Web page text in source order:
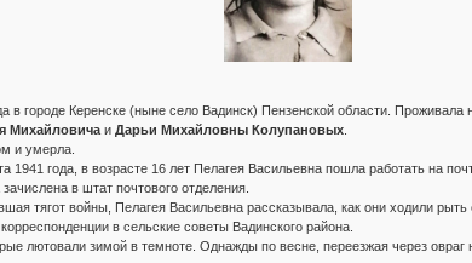
в городе Керенске (ныне село Вадинск) Пензенской области. Проживала
Михайловичаи Дарьи Михайловны Колупановых.
и умерла.
1941 года, в возрасте 16 лет Пелагея Васильевна пошла работать на
в штат почтового отделения.
тягот войны, Пелагея Васильевна рассказывала, как они ходили рыть
в сельские советы Вадинского района.
лютовали зимой в темноте. Однажды по весне, переезжая через